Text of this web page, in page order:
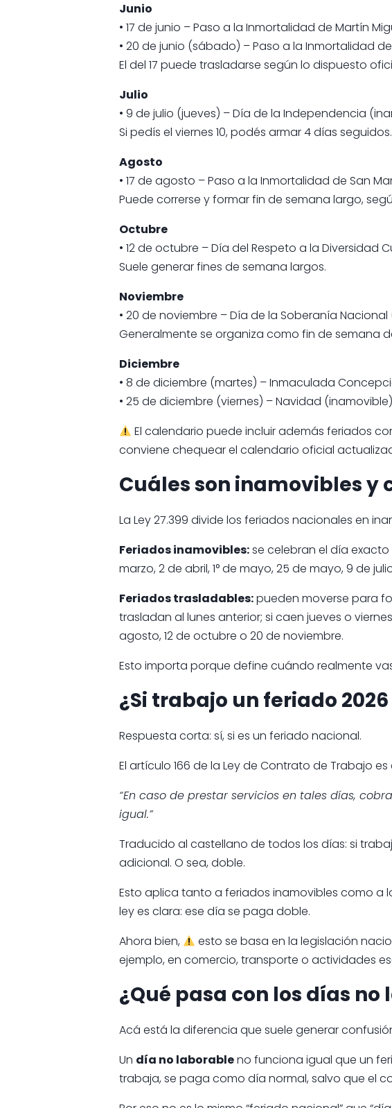
Junio
• 17 de junio – Paso a la Inmortalidad de Martín
• 20 de junio (sábado) – Paso a la Inmortalidad
El del 17 puede trasladarse según lo dispuesto
Julio
• 9 de julio (jueves) – Día de la Independencia
Si pedís el viernes 10, podés armar 4 días seguidos.
Agosto
• 17 de agosto – Paso a la Inmortalidad de San
Puede correrse y formar fin de semana largo,
Octubre
• 12 de octubre – Día del Respeto a la Diversidad
Suele generar fines de semana largos.
Noviembre
• 20 de noviembre – Día de la Soberanía
Generalmente se organiza como fin de semana
Diciembre
• 8 de diciembre (martes) – Inmaculada
• 25 de diciembre (viernes) – Navidad
El calendario puede incluir además feriados
conviene chequear el calendario oficial
Cuáles son inamovibles
La Ley 27.399 divide los feriados nacionales en
Feriados inamovibles:se celebran el día exacto
marzo, 2 de abril, 1° de mayo, 25 de mayo, 9 de
Feriados trasladables:pueden moverse para
trasladan al lunes anterior; si caen jueves o
agosto, 12 de octubre o 20 de noviembre.
Esto importa porque define cuándo realmente
¿Si trabajo un feriado
Respuesta corta: sí, si es un feriado nacional.
El artículo 166 de la Ley de Contrato de Trabajo es
“En caso de prestar servicios en tales días,
igual.”
Traducido al castellano de todos los días: si
adicional. O sea, doble.
Esto aplica tanto a feriados inamovibles como a
ley es clara: ese día se paga doble.
Ahora bien,
esto se basa en la legislación
ejemplo, en comercio, transporte o actividades
¿Qué pasa con los días no
Acá está la diferencia que suele generar
Un día no laborableno funciona igual que un
trabaja, se paga como día normal, salvo que el